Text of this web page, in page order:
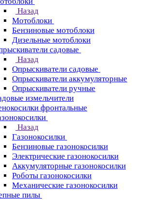
Назад
Мотоблоки
Бензиновые мотоблоки
Дизельные мотоблоки
садовые
Назад
Опрыскиватели садовые
Опрыскиватели аккумуляторные
Опрыскиватели ручные
измельчители
фронтальные
Назад
Газонокосилки
Бензиновые газонокосилки
Электрические газонокосилки
Аккумуляторные газонокосилки
Роботы газонокосилки
Механические газонокосилки
пилы